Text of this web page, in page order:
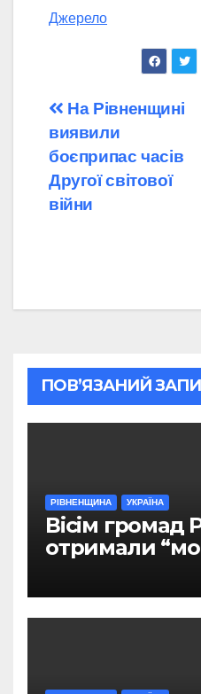
Джерело
Навігація
записів
На Рівненщині
виявили
боєприпас часів
Другої світової
війни
ПОВ’ЯЗАНИЙ
РІВНЕНЩИНА УКРАЇНА
Вісім громад
отримали